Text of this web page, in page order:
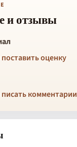
и отзывы
оценку
комментарии